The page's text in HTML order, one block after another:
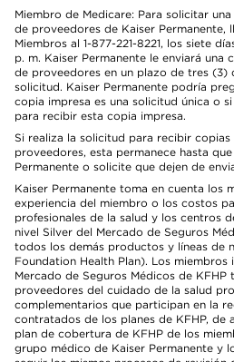
Miembro de Medicare: Para solicitar
de proveedores de Kaiser Permanente,
Miembros al 1-877-221-8221, los siete
p. m. Kaiser Permanente le enviará
de proveedores en un plazo de tres (3)
solicitud. Kaiser Permanente podría
copia impresa es una solicitud única o
para recibir esta copia impresa.
Si realiza la solicitud para recibir
proveedores, esta permanece hasta
Permanente o solicite que dejen de
Kaiser Permanente toma en cuenta los
experiencia del miembro o los costos
profesionales de la salud y los centros
nivel Silver del Mercado de Seguros
todos los demás productos y líneas de
Foundation Health Plan). Los miembros
Mercado de Seguros Médicos de
proveedores del cuidado de la salud
complementarios que participan en la
contratados de los planes de KFHP, de
plan de cobertura de KFHP de los
grupo médico de Kaiser Permanente y